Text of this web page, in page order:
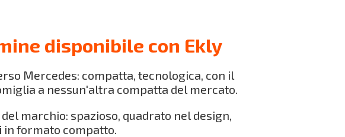
disponibile con Ekly
Mercedes: compatta, tecnologica, con il
a nessun'altra compatta del mercato.
marchio: spazioso, quadrato nel design,
in formato compatto.